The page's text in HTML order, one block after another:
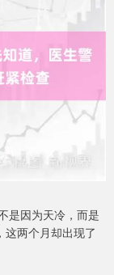
是因为天冷，而是
两个月却出现了